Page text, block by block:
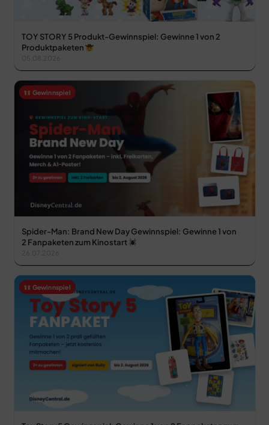
TOY STORY 5 Produkt-Gewinnspiel: Gewinne 1 von 2
Produktpaketen
05.08.2026
Gewinnspiel
Spider-Man: Brand New Day Gewinnspiel: Gewinne 1 von
2 Fanpaketen zum Kinostart
Gewinnspiel